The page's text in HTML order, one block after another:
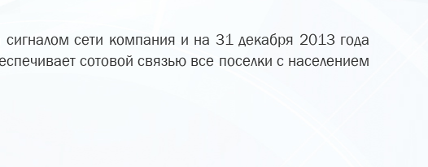
сети компания и на 31 декабря 2013 года
сотовой связью все поселки с населением